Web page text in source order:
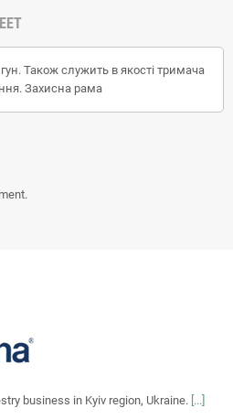
Також служить в якості тримача
Захисна рама
business in Kyiv region, Ukraine. [...]